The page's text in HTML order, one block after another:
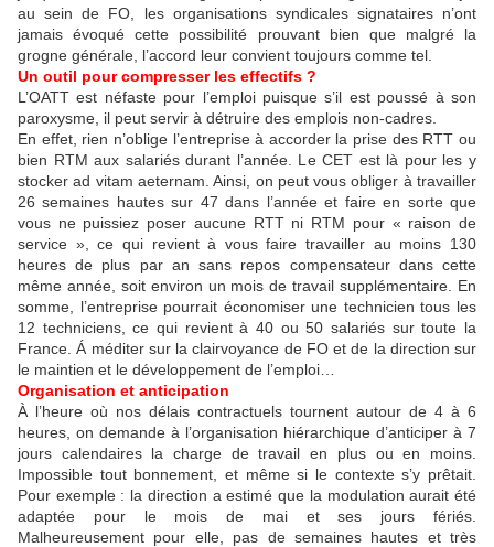
au sein de FO, les organisations syndicales signataires n’ont
jamais évoqué cette possibilité prouvant bien que malgré la
grogne générale, l’accord leur convient toujours comme tel.
Un outil pour compresser les effectifs ?
L’OATT est néfaste pour l’emploi puisque s’il est poussé à son
paroxysme, il peut servir à détruire des emplois non-cadres.
En effet, rien n’oblige l’entreprise à accorder la prise des RTT ou
bien RTM aux salariés durant l’année. Le CET est là pour les y
stockerad vitam aeternam . Ainsi, on peut vous obliger à travailler
26 semaines hautes sur 47 dans l’année et faire en sorte que
vous ne puissiez poser aucune RTT ni RTM pour « raison de
service », ce qui revient à vous faire travailler au moins 130
heures de plus par an sans repos compensateur dans cette
même année, soit environ un mois de travail supplémentaire. En
somme, l’entreprise pourrait économiser une technicien tous les
12 techniciens, ce qui revient à 40 ou 50 salariés sur toute la
France. Á méditer sur la clairvoyance de FO et de la direction sur
le maintien et le développement de l’emploi…
Organisation et anticipation
À l’heure où nos délais contractuels tournent autour de 4 à 6
heures, on demande à l’organisation hiérarchique d’anticiper à 7
jours calendaires la charge de travail en plus ou en moins.
Impossible tout bonnement, et même si le contexte s’y prêtait.
Pour exemple : la direction a estimé que la modulation aurait été
adaptée pour le mois de mai et ses jours fériés.
Malheureusement pour elle, pas de semaines hautes et très